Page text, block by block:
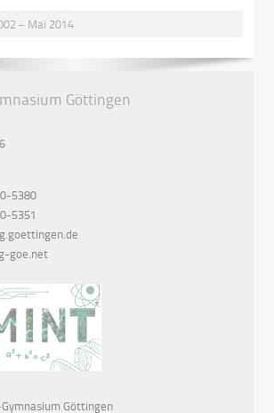
– Mai 2014
Göttingen
5380
5351
goe.net
Göttingen